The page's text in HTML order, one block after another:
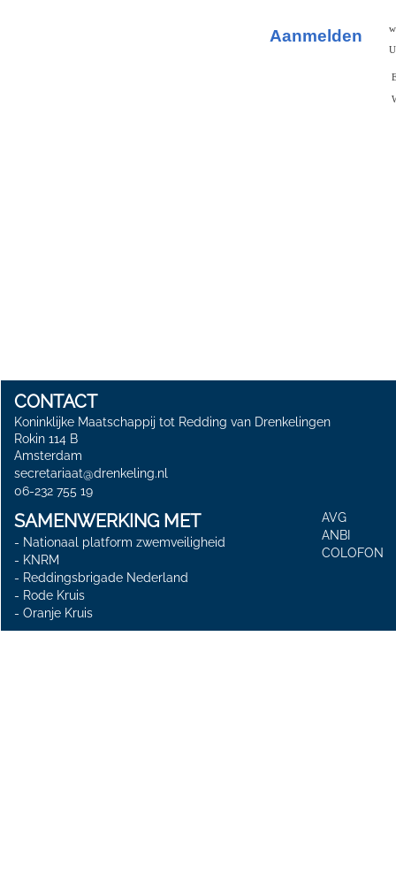
Aanmelden
CONTACT
Koninklijke Maatschappij tot Redding van Drenkelingen
Rokin 114 B
Amsterdam
secretariaat@drenkeling.nl
06-232 755 19
SAMENWERKING MET
- Nationaal platform zwemveiligheid
- KNRM
- Reddingsbrigade Nederland
- Rode Kruis
- Oranje Kruis
AVG
ANBI
COLOFON